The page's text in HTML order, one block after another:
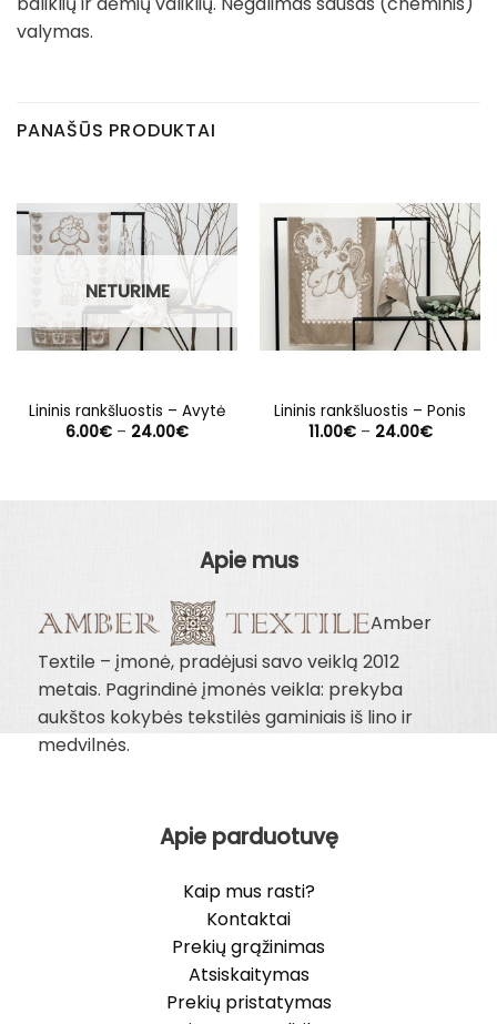
valymas.
PANAŠŪS PRODUKTAI
NETURIME
Lininis rankšluostis – Avytė
6.00€ – 24.00€Price
Lininis rankšluostis – Ponis
11.00€ – 24.00€Price
Apie mus
Amber
Textile – įmonė, pradėjusi savo veiklą 2012
metais. Pagrindinė įmonės veikla: prekyba
aukštos kokybės tekstilės gaminiais iš lino ir
medvilnės.
Apie parduotuvę
Kaip mus rasti?
Kontaktai
Prekių grąžinimas
Atsiskaitymas
Prekių pristatymas